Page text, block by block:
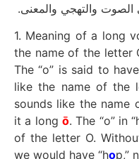
والتهجي والمعنى.
1. Meaning of a long
the name of the letter
The “o” is said to
like the name of the
sounds like the name
it a long ō. The “o” in
of the letter O.
we would have “hop,”